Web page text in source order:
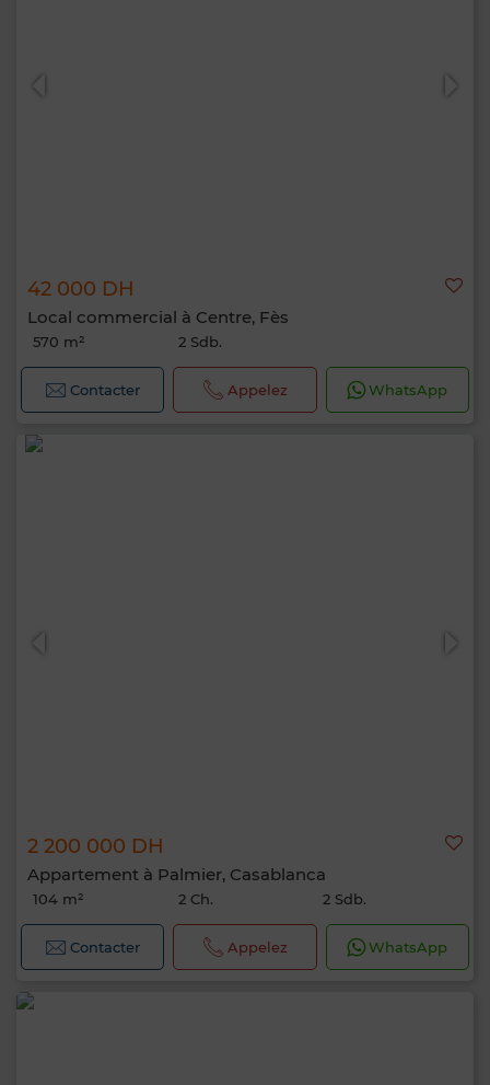
42 000 DH
Local commercial à Centre, Fès
570 m² 2 Sdb.
Contacter Appelez WhatsApp
2 200 000 DH
Appartement à Palmier, Casablanca
104 m² 2 Ch. 2 Sdb.
Contacter Appelez WhatsApp